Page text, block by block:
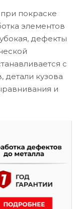
покраске
элементов
дефекты
с
кузова
и